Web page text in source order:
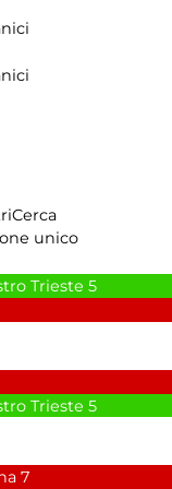
Cerca
unico
Trieste 5
Trieste 5
7